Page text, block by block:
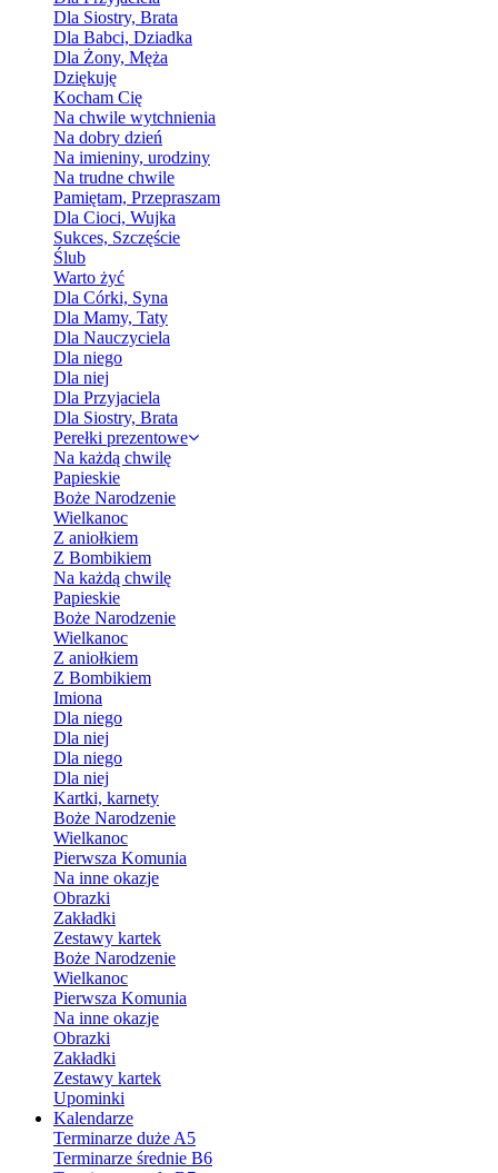
Dla Siostry, Brata
Dla Babci, Dziadka
Dla Żony, Męża
Dziękuję
Kocham Cię
Na chwile wytchnienia
Na dobry dzień
Na imieniny, urodziny
Na trudne chwile
Pamiętam, Przepraszam
Dla Cioci, Wujka
Sukces, Szczęście
Ślub
Warto żyć
Dla Córki, Syna
Dla Mamy, Taty
Dla Nauczyciela
Dla niego
Dla niej
Dla Przyjaciela
Dla Siostry, Brata
Perełki prezentowe
Na każdą chwilę
Papieskie
Boże Narodzenie
Wielkanoc
Z aniołkiem
Z Bombikiem
Na każdą chwilę
Papieskie
Boże Narodzenie
Wielkanoc
Z aniołkiem
Z Bombikiem
Imiona
Dla niego
Dla niej
Dla niego
Dla niej
Kartki, karnety
Boże Narodzenie
Wielkanoc
Pierwsza Komunia
Na inne okazje
Obrazki
Zakładki
Zestawy kartek
Boże Narodzenie
Wielkanoc
Pierwsza Komunia
Na inne okazje
Obrazki
Zakładki
Zestawy kartek
Upominki
Kalendarze
Terminarze duże A5
Terminarze średnie B6